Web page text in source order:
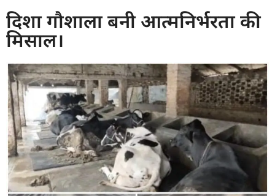
दिशा गौशाला बनी आत्मनिर्भरता की
मिसाल।